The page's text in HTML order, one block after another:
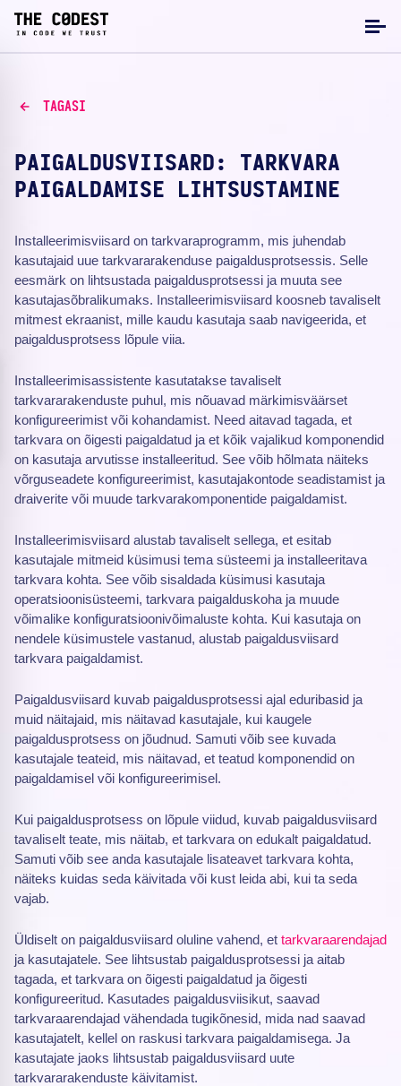
TAGASI
PAIGALDUSVIISARD: TARKVARA
PAIGALDAMISE LIHTSUSTAMINE
Installeerimisviisard on tarkvaraprogramm, mis juhendab
kasutajaid uue tarkvararakenduse paigaldusprotsessis. Selle
eesmärk on lihtsustada paigaldusprotsessi ja muuta see
kasutajasõbralikumaks. Installeerimisviisard koosneb tavaliselt
mitmest ekraanist, mille kaudu kasutaja saab navigeerida, et
paigaldusprotsess lõpule viia.
Installeerimisassistente kasutatakse tavaliselt
tarkvararakenduste puhul, mis nõuavad märkimisväärset
konfigureerimist või kohandamist. Need aitavad tagada, et
tarkvara on õigesti paigaldatud ja et kõik vajalikud komponendid
on kasutaja arvutisse installeeritud. See võib hõlmata näiteks
võrguseadete konfigureerimist, kasutajakontode seadistamist ja
draiverite või muude tarkvarakomponentide paigaldamist.
Installeerimisviisard alustab tavaliselt sellega, et esitab
kasutajale mitmeid küsimusi tema süsteemi ja installeeritava
tarkvara kohta. See võib sisaldada küsimusi kasutaja
operatsioonisüsteemi, tarkvara paigalduskoha ja muude
võimalike konfiguratsioonivõimaluste kohta. Kui kasutaja on
nendele küsimustele vastanud, alustab paigaldusviisard
tarkvara paigaldamist.
Paigaldusviisard kuvab paigaldusprotsessi ajal eduribasid ja
muid näitajaid, mis näitavad kasutajale, kui kaugele
paigaldusprotsess on jõudnud. Samuti võib see kuvada
kasutajale teateid, mis näitavad, et teatud komponendid on
paigaldamisel või konfigureerimisel.
Kui paigaldusprotsess on lõpule viidud, kuvab paigaldusviisard
tavaliselt teate, mis näitab, et tarkvara on edukalt paigaldatud.
Samuti võib see anda kasutajale lisateavet tarkvara kohta,
näiteks kuidas seda käivitada või kust leida abi, kui ta seda
vajab.
Üldiselt on paigaldusviisard oluline vahend, et tarkvaraarendajad
ja kasutajatele. See lihtsustab paigaldusprotsessi ja aitab
tagada, et tarkvara on õigesti paigaldatud ja õigesti
konfigureeritud. Kasutades paigaldusviisikut, saavad
tarkvaraarendajad vähendada tugikõnesid, mida nad saavad
kasutajatelt, kellel on raskusi tarkvara paigaldamisega. Ja
kasutajate jaoks lihtsustab paigaldusviisard uute
tarkvararakenduste käivitamist.